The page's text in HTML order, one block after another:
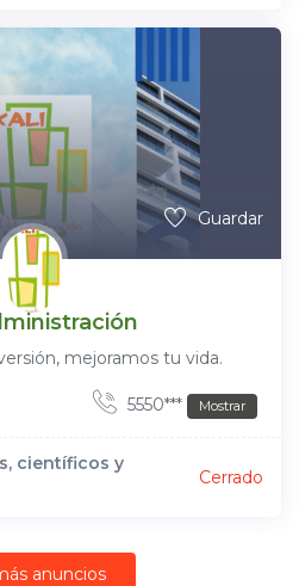
Guardar
mejoramos tu vida.
5550*** Mostrar
científicos y
Cerrado
anuncios